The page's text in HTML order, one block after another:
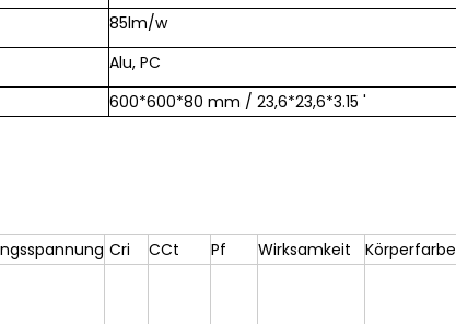
85lm/w
Alu, PC
600*600*80 mm / 23,6*23,6*3.15 '
Cri CCt Pf Wirksamkeit Körperfarbe